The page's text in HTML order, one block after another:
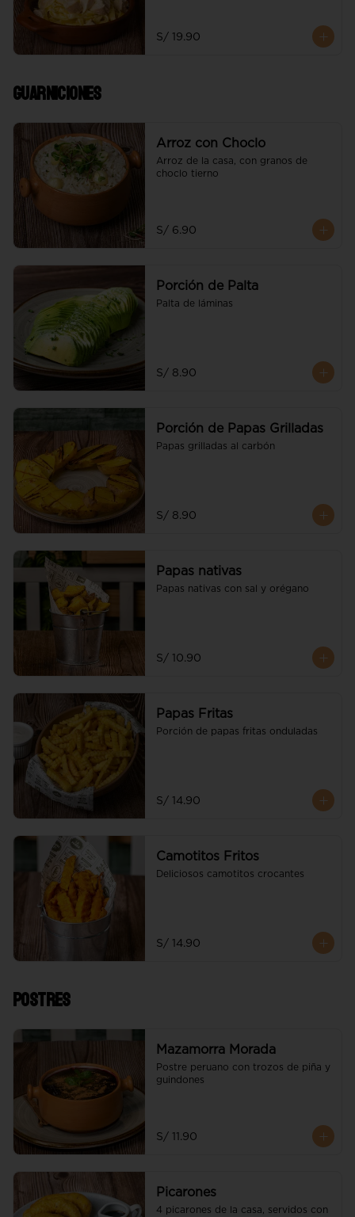
S/ 19.90
Guarniciones
Arroz con Choclo
Arroz de la casa, con granos de
choclo tierno
S/ 6.90
Porción de Palta
Palta de láminas
S/ 8.90
Porción de Papas Grilladas
Papas grilladas al carbón
S/ 8.90
Papas nativas
Papas nativas con sal y orégano
S/ 10.90
Papas Fritas
Porción de papas fritas onduladas
S/ 14.90
Camotitos Fritos
Deliciosos camotitos crocantes
S/ 14.90
Postres
Mazamorra Morada
Postre peruano con trozos de piña y
guindones
S/ 11.90
Picarones
4 picarones de la casa, servidos con